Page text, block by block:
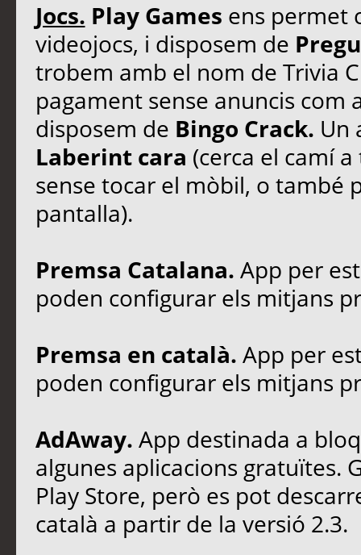
Jocs. Play Games ens permet
videojocs, i disposem de
trobem amb el nom de Trivia
pagament sense anuncis com
disposem de Bingo Crack. Un
Laberint cara (cerca el camí
sense tocar el mòbil, o també
pantalla).
Premsa Catalana. App per
poden configurar els mitjans
Premsa en català. App per
poden configurar els mitjans
AdAway. App destinada a
algunes aplicacions gratuïtes.
Play Store, però es pot
català a partir de la versió 2.3.